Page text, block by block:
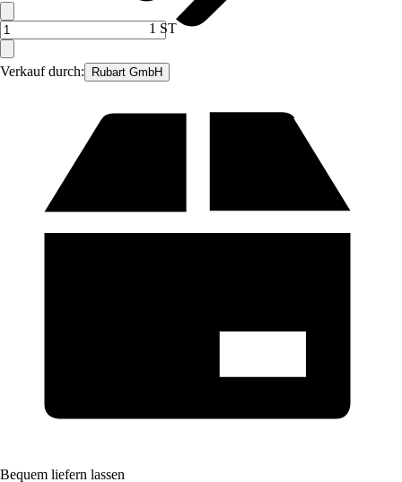
Verkauf durch: Rubart GmbH
1 ST
Bequem liefern lassen